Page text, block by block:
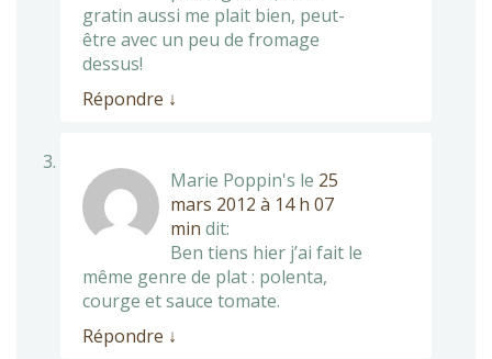
gratin aussi me plait bien, peut-
être avec un peu de fromage
dessus!
Répondre ↓
Marie Poppin's le 25
mars 2012 à 14 h 07
min dit:
Ben tiens hier j’ai fait le
même genre de plat : polenta,
courge et sauce tomate.
Répondre ↓